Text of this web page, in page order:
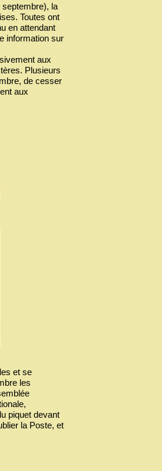
septembre), la
Toutes ont
en attendant
information sur
aux
Plusieurs
de cesser
aux
et se
les
piquet devant
la Poste, et